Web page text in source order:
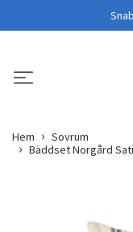
Hem
Sovrum
Bäddset Norgård